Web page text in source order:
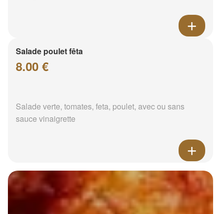
Salade poulet fêta
8.00 €
Salade verte, tomates, feta, poulet, avec ou sans
sauce vinaigrette